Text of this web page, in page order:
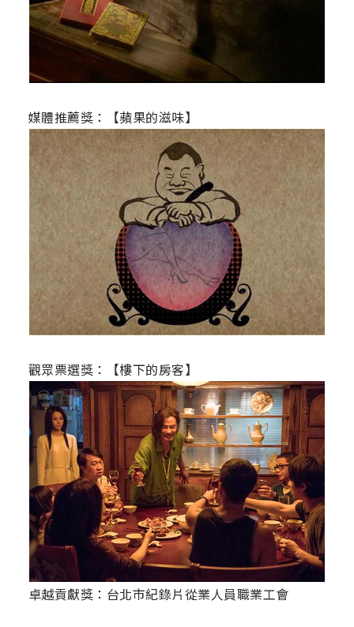
媒體推薦獎：【蘋果的滋味】
觀眾票選獎：【樓下的房客】
卓越貢獻獎：台北市紀錄片從業人員職業工會